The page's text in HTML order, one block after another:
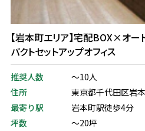
【岩本町エリア】宅配BOX×オー
パクトセットアップオフィス
推奨人数
～10人
住所
東京都千代田区岩
最寄り駅
岩本町駅徒歩4分
坪数
～20坪